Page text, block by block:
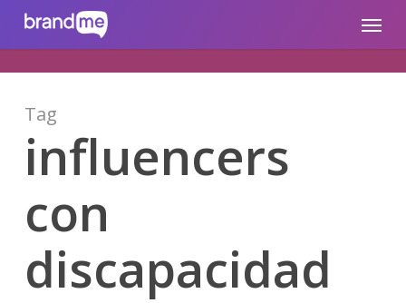
brandme.la Menu
Tag
influencers
con
discapacidad